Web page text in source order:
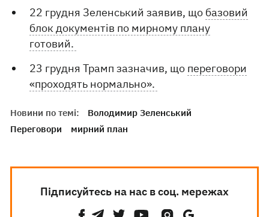
22 грудня Зеленський заявив, що базовий
блок документів по мирному плану
готовий.
23 грудня Трамп зазначив, що переговори
«проходять нормально».
Новини по темі:
Володимир Зеленський
Переговори
мирний план
Підписуйтесь на нас в соц. мережах